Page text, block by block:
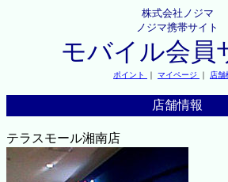
株式会社ノジマ
ノジマ携帯サイト
モバイル会員
ポイント ｜ マイページ ｜ 店舗
店舗情報
テラスモール湘南店